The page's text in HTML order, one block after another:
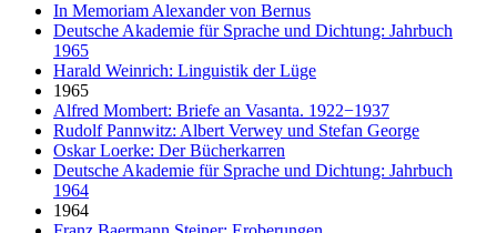
In Memoriam Alexander von Bernus
Deutsche Akademie für Sprache und Dichtung: Jahrbuch
1965
Harald Weinrich: Linguistik der Lüge
1965
Alfred Mombert: Briefe an Vasanta. 1922−1937
Rudolf Pannwitz: Albert Verwey und Stefan George
Oskar Loerke: Der Bücherkarren
Deutsche Akademie für Sprache und Dichtung: Jahrbuch
1964
1964